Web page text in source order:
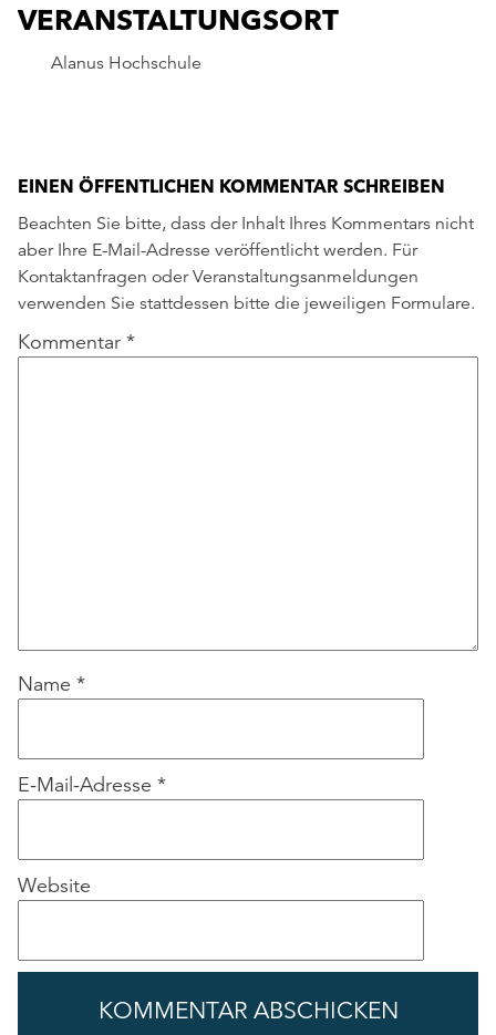
VERANSTALTUNGSORT
Alanus Hochschule
EINEN ÖFFENTLICHEN KOMMENTAR SCHREIBEN
Beachten Sie bitte, dass der Inhalt Ihres Kommentars nicht
aber Ihre E-Mail-Adresse veröffentlicht werden. Für
Kontaktanfragen oder Veranstaltungsanmeldungen
verwenden Sie stattdessen bitte die jeweiligen Formulare.
Kommentar *
Name *
E-Mail-Adresse *
Website